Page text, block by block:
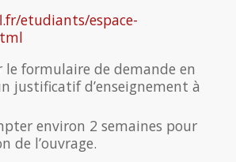
etudiants/espace-
le formulaire de demande en
justificatif d’enseignement à
environ 2 semaines pour
de l’ouvrage.